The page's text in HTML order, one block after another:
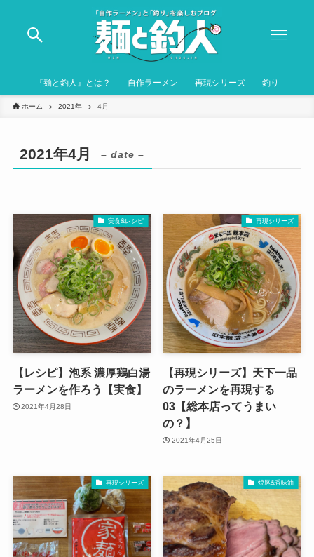
『麺と釣人』とは？ 自作ラーメン 再現シリーズ 釣り
ホーム 2021年 4月
2021年4月 – date –
実食&レシピ
【レシピ】泡系 濃厚鶏白湯
ラーメンを作ろう【実食】
2021年4月28日
再現シリーズ
【再現シリーズ】天下一品
のラーメンを再現する
03【総本店ってうまい
の？】
2021年4月25日
再現シリーズ 焼豚&香味油